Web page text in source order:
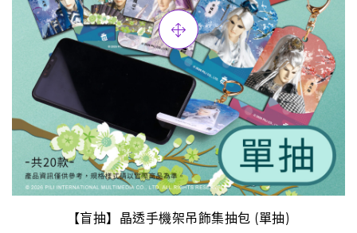
【盲抽】晶透手機架吊飾集抽包 (單抽)